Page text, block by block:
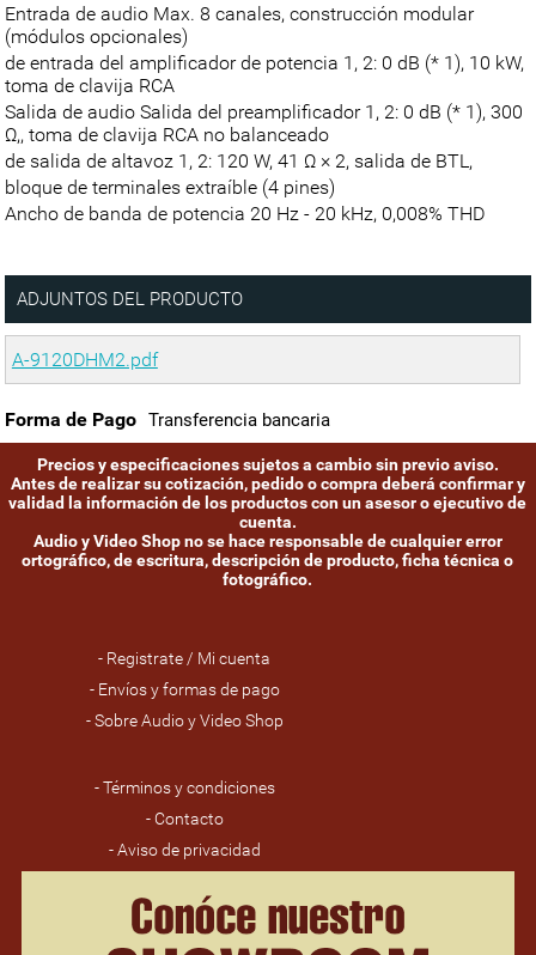
Entrada de audio Max. 8 canales, construcción modular
(módulos opcionales)
de entrada del amplificador de potencia 1, 2: 0 dB (* 1), 10 kW,
toma de clavija RCA
Salida de audio Salida del preamplificador 1, 2: 0 dB (* 1), 300
Ω,, toma de clavija RCA no balanceado
de salida de altavoz 1, 2: 120 W, 41 Ω × 2, salida de BTL,
bloque de terminales extraíble (4 pines)
Ancho de banda de potencia 20 Hz - 20 kHz, 0,008% THD
ADJUNTOS DEL PRODUCTO
A-9120DHM2.pdf
Forma de Pago Transferencia bancaria
Precios y especificaciones sujetos a cambio sin previo aviso.
Antes de realizar su cotización, pedido o compra deberá confirmar y
validad la información de los productos con un asesor o ejecutivo de
cuenta.
Audio y Video Shop no se hace responsable de cualquier error
ortográfico, de escritura, descripción de producto, ficha técnica o
fotográfico.
- Registrate / Mi cuenta
- Envíos y formas de pago
- Sobre Audio y Video Shop
- Términos y condiciones
- Contacto
- Aviso de privacidad